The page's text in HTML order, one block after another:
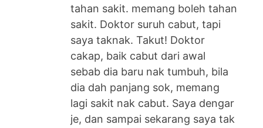
tahan sakit. memang boleh tahan
sakit. Doktor suruh cabut, tapi
saya taknak. Takut! Doktor
cakap, baik cabut dari awal
sebab dia baru nak tumbuh, bila
dia dah panjang sok, memang
lagi sakit nak cabut. Saya dengar
je, dan sampai sekarang saya tak